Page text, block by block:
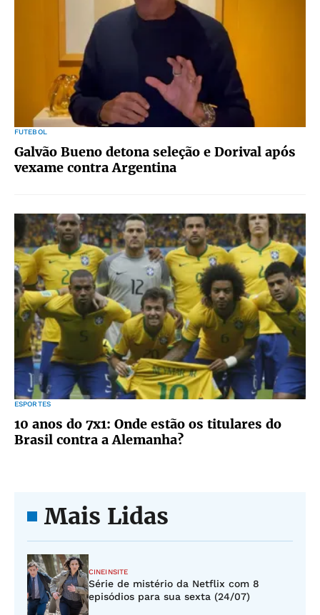
FUTEBOL
Galvão Bueno detona seleção e Dorival após
vexame contra Argentina
ESPORTES
10 anos do 7x1: Onde estão os titulares do
Brasil contra a Alemanha?
Mais Lidas
CINEINSITE
Série de mistério da Netflix com 8
episódios para sua sexta (24/07)